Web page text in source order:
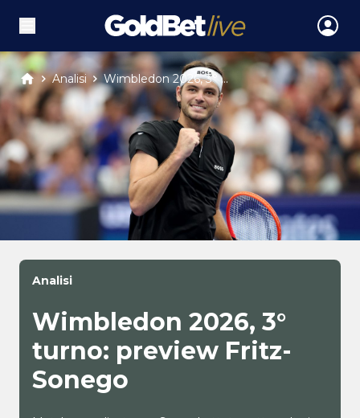
Analisi Wimbledon 2026, 3° ...
Analisi
Wimbledon 2026, 3°
turno: preview Fritz-
Sonego